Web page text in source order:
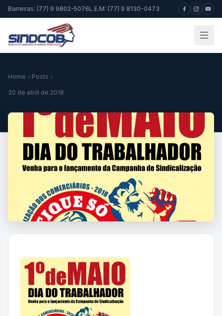
Barreiras: (77) 9 9802-5076L.E.M: (77) 9 8130-0473
Home Posts
30 de abril de 2018